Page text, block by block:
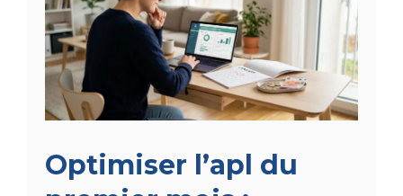
Optimiser l’apl du